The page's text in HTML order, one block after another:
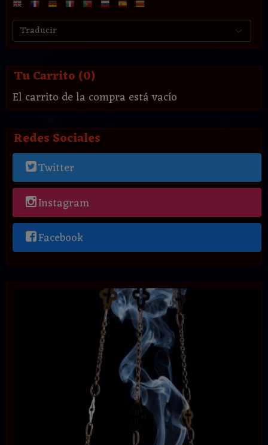
Tu Carrito (0)
El carrito de la compra está vacío
Redes Sociales
Twitter
Instagram
Facebook